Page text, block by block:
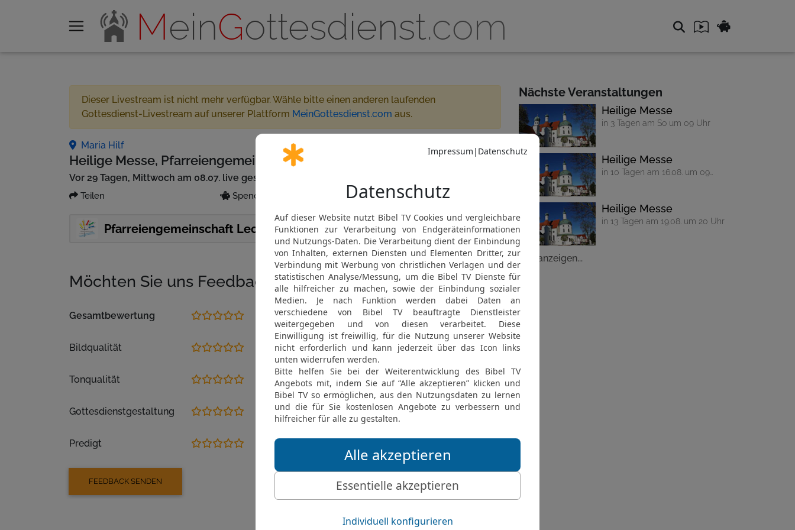
MeinGottesdienst.com
Dieser Livestream ist nicht mehr verfügbar. Wähle bitte einen anderen laufenden
Gottesdienst-Livestream auf unserer Plattform MeinGottesdienst.com aus.
Maria Hilf
Heilige Messe, Pfarreiengemeinschaft Lechfeld 20:00 - 21:00
Vor 29 Tagen, Mittwoch am 08.07. live gestreamt
Teilen Spenden für MeinGottesdienst.com
Pfarreiengemeinschaft Lechfeld Gemeinde abonnieren
Möchten Sie uns Feedback geben?
Gesamtbewertung
Bildqualität
Tonqualität
Gottesdienstgestaltung
Predigt
Nächste Veranstaltungen
Heilige Messe
in 3 Tagen am So um 09 Uhr
Heilige Messe
in 10 Tagen am 16.08. um 09
Heilige Messe
in 13 Tagen am 19.08. um 20 Uhr
alle anzeigen...